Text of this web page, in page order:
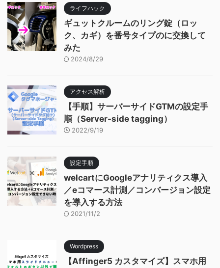
ライフハック
ギュットクルームのリング錠（ロッ
ク、カギ）を番号タイプのに交換して
みた
2024/8/29
アクセス解析
【手順】サーバーサイドGTMの設定手
順（Server-side tagging）
2022/9/19
設定手順
welcartにGoogleアナリティクス導入
／eコマース計測／コンバージョン設定
を導入する方法
2021/11/2
Wordpress
【Affinger5 カスタマイズ】スマホ用